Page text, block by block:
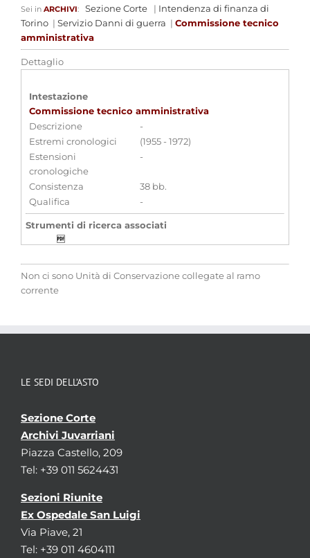
Sei in ARCHIVI: Sezione Corte | Intendenza di finanza di
Torino | Servizio Danni di guerra | Commissione tecnico
amministrativa
Dettaglio
Intestazione
Commissione tecnico amministrativa
Descrizione
-
Estremi cronologici
(1955 - 1972)
Estensioni
cronologiche
-
Consistenza
38 bb.
Qualifica
-
Strumenti di ricerca associati
[Inventario n. 297]
Non ci sono Unità di Conservazione collegate al ramo
corrente
LE SEDI DELL’ASTO
Sezione Corte
Archivi Juvarriani
Piazza Castello, 209
Tel: +39 011 5624431
Sezioni Riunite
Ex Ospedale San Luigi
Via Piave, 21
Tel: +39 011 4604111